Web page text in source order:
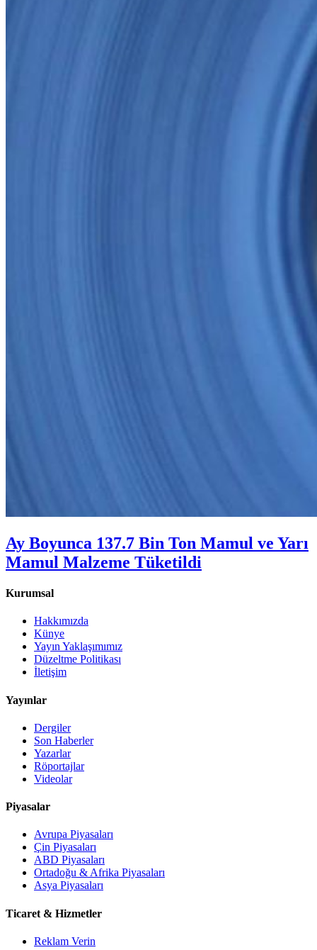
Ay Boyunca 137.7 Bin Ton Mamul ve Yarı
Mamul Malzeme Tüketildi
Kurumsal
Hakkımızda
Künye
Yayın Yaklaşımımız
Düzeltme Politikası
İletişim
Yayınlar
Dergiler
Son Haberler
Yazarlar
Röportajlar
Videolar
Piyasalar
Avrupa Piyasaları
Çin Piyasaları
ABD Piyasaları
Ortadoğu & Afrika Piyasaları
Asya Piyasaları
Ticaret & Hizmetler
Reklam Verin